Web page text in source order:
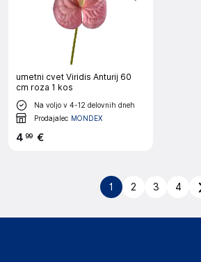
umetni cvet Viridis Anturij 60
cm roza 1 kos
Na voljo v 4-12 delovnih dneh
Prodajalec MONDEX
4 99 €
1 2 3 4